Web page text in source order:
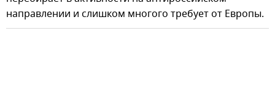
направлении и слишком многого требует от Европы.